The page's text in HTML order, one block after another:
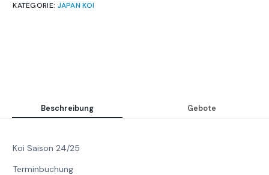
KATEGORIE: JAPAN KOI
Beschreibung Gebote
Koi Saison 24/25
Terminbuchung